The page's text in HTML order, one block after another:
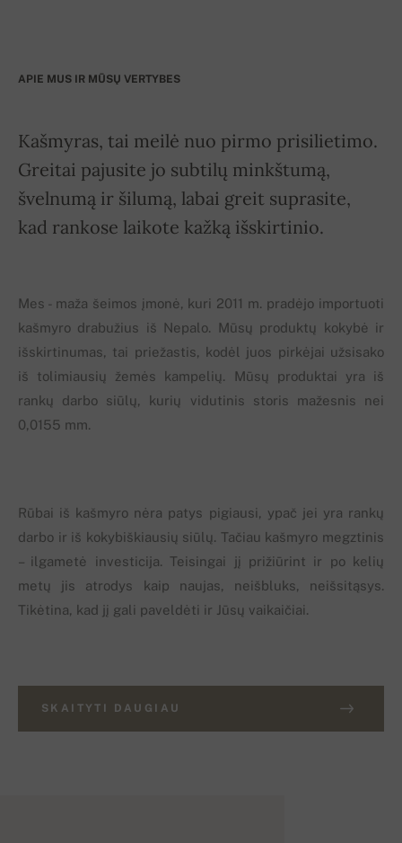
APIE MUS IR MŪSŲ VERTYBES
Kašmyras, tai meilė nuo pirmo prisilietimo.
Greitai pajusite jo subtilų minkštumą,
švelnumą ir šilumą, labai greit suprasite,
kad rankose laikote kažką išskirtinio.
Mes - maža šeimos įmonė, kuri 2011 m. pradėjo importuoti
kašmyro drabužius iš Nepalo. Mūsų produktų kokybė ir
išskirtinumas, tai priežastis, kodėl juos pirkėjai užsisako
iš tolimiausių žemės kampelių. Mūsų produktai yra iš
rankų darbo siūlų, kurių vidutinis storis mažesnis nei
0,0155 mm.
Rūbai iš kašmyro nėra patys pigiausi, ypač jei yra rankų
darbo ir iš kokybiškiausių siūlų. Tačiau kašmyro megztinis
– ilgametė investicija. Teisingai jį prižiūrint ir po kelių
metų jis atrodys kaip naujas, neišbluks, neišsitąsys.
Tikėtina, kad jį gali paveldėti ir Jūsų vaikaičiai.
SKAITYTI DAUGIAU